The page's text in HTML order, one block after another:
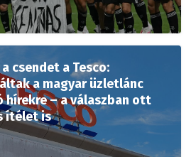
csendet a Tesco:
a magyar üzletlánc
hírekre – a válaszban ott
ítélet is